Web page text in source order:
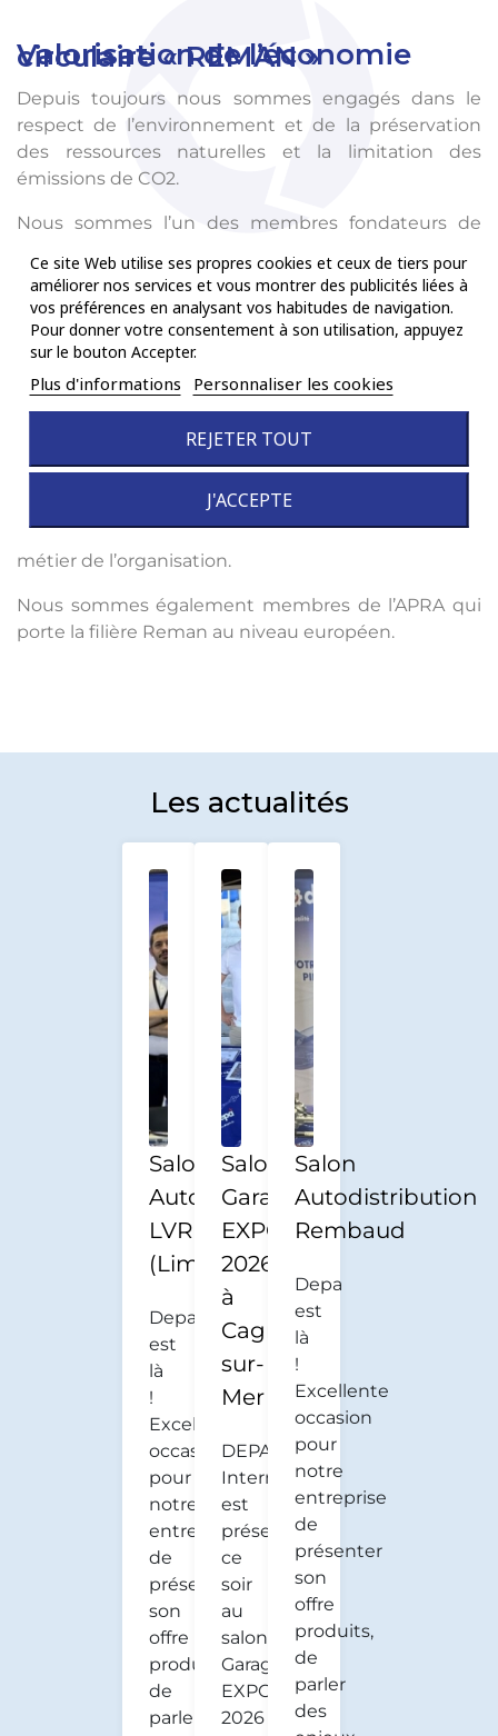
Ce site Web utilise ses propres cookies et ceux de tiers pour
améliorer nos services et vous montrer des publicités liées à
vos préférences en analysant vos habitudes de navigation.
Pour donner votre consentement à son utilisation, appuyez
sur le bouton Accepter.
Plus d'informations Personnaliser les cookies
REJETER TOUT
J'ACCEPTE
Valorisation de l’économie circulaire « REMAN »
Depuis toujours nous sommes engagés dans le
respect de l’environnement et de la préservation
des ressources naturelles et la limitation des
émissions de CO2.
Nous sommes l’un des membres fondateurs de
filière des rénovateurs de pièces automobiles et des
déconstructeurs français. Son objectif est de faire
connaître et reconnaître, auprès des
consommateurs, le professionnalisme des
entreprises de ce secteur, la qualité des produits
remanufacturés ainsi que leurs bénéfices pour
Devant l’importance des enjeux environnementaux
de la filière, France Auto Reman s’est récemment
rapprochée de Mobilians en devenant le 21ème
métier de l’organisation.
Nous sommes également membres de l’APRA qui
porte la filière Reman au niveau européen.
Les actualités
Salon
Autodistribution
LVR
(Limoges)
Depa
est
là
!
Excellente
occasion
pour
notre
entreprise
de
présenter
son
offre
produits,
de
parler
Salon
Garage
EXPO
2026
à
Cagnes-
sur-
Mer
DEPA
International
est
présent
ce
soir
au
salon
Garage
EXPO
2026
Salon
Autodistribution
Rembaud
Depa
est
là
!
Excellente
occasion
pour
notre
entreprise
de
présenter
son
offre
produits,
de
parler
des